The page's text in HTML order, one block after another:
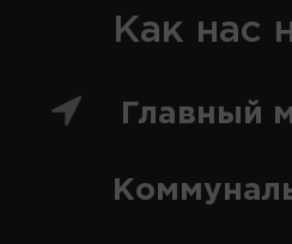
Как нас
Главный